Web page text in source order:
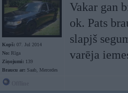
Kopš: 07. Jul 2014
No: Rīga
Ziņojumi: 139
Braucu ar: Saab, Mercedes
Vakar gan
ok. Pats
slapjš
varēja